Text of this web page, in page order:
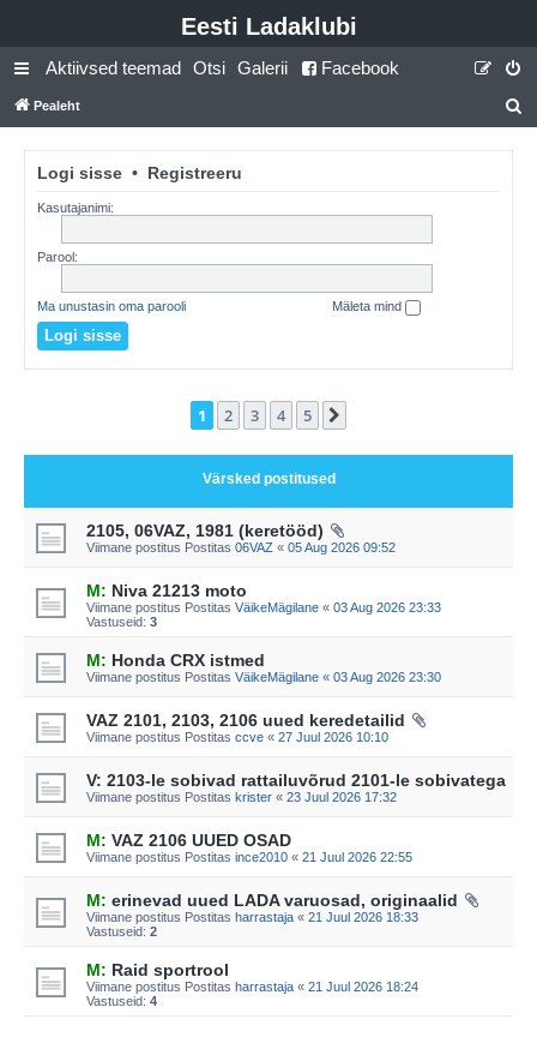
Eesti Ladaklubi
Aktiivsed teemad Otsi Galerii Facebook
Pealeht
t
Logi sisse • Registreeru
Kasutajanimi:
Parool:
Ma unustasin oma parooli Mäleta mind
1 2 3 4 5
Värsked postitused
2105, 06VAZ, 1981 (keretööd)
Viimane postitus Postitas 06VAZ « 05 Aug 2026 09:52
M: Niva 21213 moto
Viimane postitus Postitas VäikeMägilane « 03 Aug 2026 23:33
Vastuseid: 3
M: Honda CRX istmed
Viimane postitus Postitas VäikeMägilane « 03 Aug 2026 23:30
VAZ 2101, 2103, 2106 uued keredetailid
Viimane postitus Postitas ccve « 27 Juul 2026 10:10
V: 2103-le sobivad rattailuvõrud 2101-le sobivatega
Viimane postitus Postitas krister « 23 Juul 2026 17:32
M: VAZ 2106 UUED OSAD
Viimane postitus Postitas ince2010 « 21 Juul 2026 22:55
M: erinevad uued LADA varuosad, originaalid
Viimane postitus Postitas harrastaja « 21 Juul 2026 18:33
Vastuseid: 2
M: Raid sportrool
Viimane postitus Postitas harrastaja « 21 Juul 2026 18:24
Vastuseid: 4